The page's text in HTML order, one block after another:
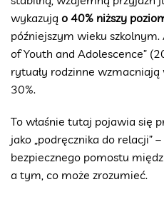
wykazują o 40% niższy
późniejszym wieku szkolnym.
of Youth and Adolescence”
rytuały rodzinne wzmacniają
30%.
To właśnie tutaj pojawia się
jako „podręcznika do relacji”
bezpiecznego pomostu
a tym, co może zrozumieć.